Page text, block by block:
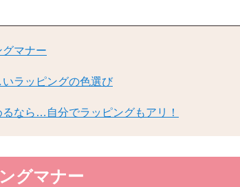
マナー
ラッピングの色選び
なら…自分でラッピングもアリ！
グマナー
参議院議員 山田太郎